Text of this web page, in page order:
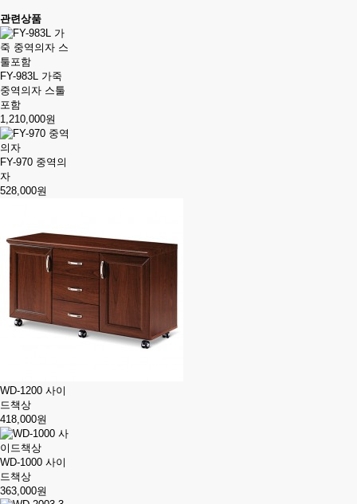
관련상품
FY-983L 가죽
중역의자 스툴
포함
1,210,000원
FY-970 중역의
자
528,000원
WD-1200 사이
드책상
418,000원
WD-1000 사이
드책상
363,000원